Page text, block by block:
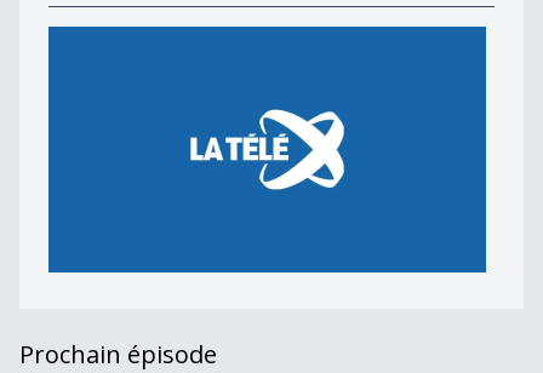
Prochain épisode